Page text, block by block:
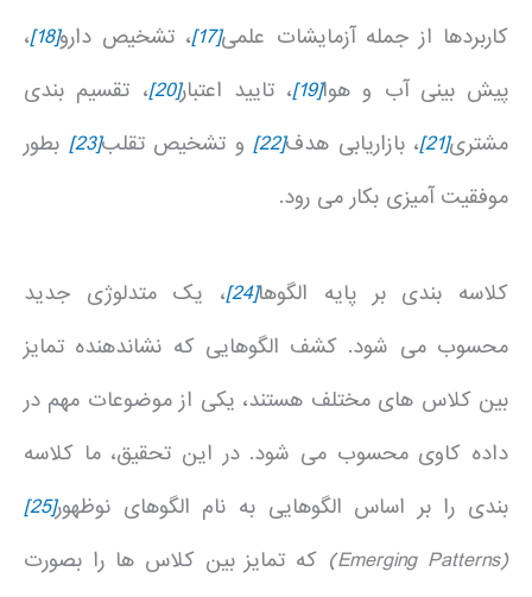
کاربردها از جمله آزمایشات علمی[17] ، تشخیص دارو[18]
،
پیش بینی آب و هوا[19] ، تایید اعتبار[20]
، تقسیم بندی
مشتری[21] ، بازاریابی هدف[22] و تشخیص تقلب[23]
بطور
موفقیت آمیزی بکار می رود.
کلاسه بندی بر پایه الگوها[24]
، یک متدلوژی جدید
محسوب می شود. کشف الگوهایی که نشاندهنده تمایز
بین کلاس های مختلف هستند، یکی از موضوعات مهم در
داده کاوی محسوب می شود. در این تحقیق، ما کلاسه
بندی را بر اساس الگوهایی به نام الگوهای نوظهور[25]
(Emerging Patterns)
که تمایز بین کلاس ها را بصورت